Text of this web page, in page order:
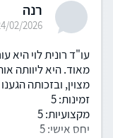
רנה
02/2026
עו"ד רונית לוי היא
מאוד. היא ליוותה
מצוין, ובזכותה
זמינות: 5
מקצועיות: 5
יחס אישי: 5